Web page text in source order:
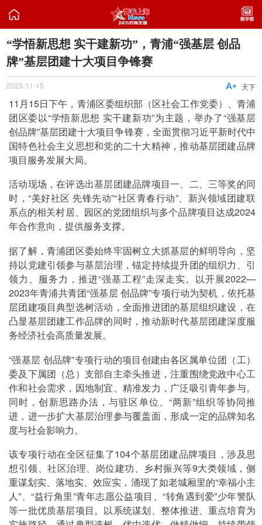

“学悟新思想 实干建新功”，青浦“强基层 创品
牌”基层团建十大项目争锋赛
2023-11-15 天下

11月15日下午，青浦区委组织部（区社会工作党委）、青浦
团区委以“学悟新思想 实干建新功”为主题，举办了“强基层
创品牌”基层团建十大项目争锋赛，全面贯彻习近平新时代中
国特色社会主义思想和党的二十大精神，推动基层团建品牌
项目服务发展大局。
活动现场，在评选出基层团建品牌项目一、二、三等奖的同
时，“美好社区 先锋先动”“社区青春行动”、新兴领域团建联
系点的相关村居、园区的党团组织与多个品牌项目达成2024
年合作意向，提供服务支撑。
据了解，青浦团区委始终牢固树立大抓基层的鲜明导向，坚
持以党建引领参与基层治理，锚定持续提升团的组织力、引
领力、服务力，推进“强基工程”走深走实。以开展2022—
2023年青浦共青团“强基层 创品牌”专项行动为契机，依托基
层团建项目典型选树活动，全面推进团的基层组织建设，在
凸显基层团建工作品牌的同时，推动新时代基层团建深度服
务经济社会高质量发展。
“强基层 创品牌”专项行动的项目创建由各区属单位团（工）
委及下属团（总）支部自主牵头推进，注重围绕党政中心工
作和社会需求，因地制宜、精准发力，广泛吸引青年参与。
同时，创新思路办法，与驻区单位、“两新”组织等协同推
进，进一步扩大基层治理参与覆盖面，形成一定的品牌知名
度与社会影响力。
该专项行动在全区征集了104个基层团建品牌项目，涉及思
想引领、社区治理、岗位建功、乡村振兴等9大类领域，侧
重谋划实、落地实、效应实，涌现了如老城厢里的“幸福小主
人”、“益行角里”青年志愿公益项目、“转角遇到爱”少年警队
等一批优质基层项目。以系统谋划、整体推进、重点培育为